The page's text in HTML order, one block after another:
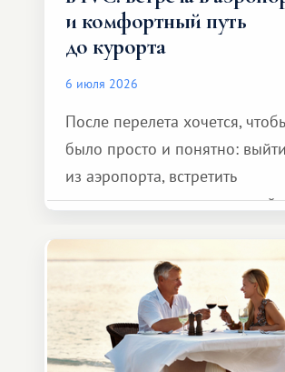
и комфортный путь
до курорта
6 июля 2026
После перелета хочется,
было просто и понятно: выйти
из аэропорта, встретить
представителя транспортной
и спокойно доехать до